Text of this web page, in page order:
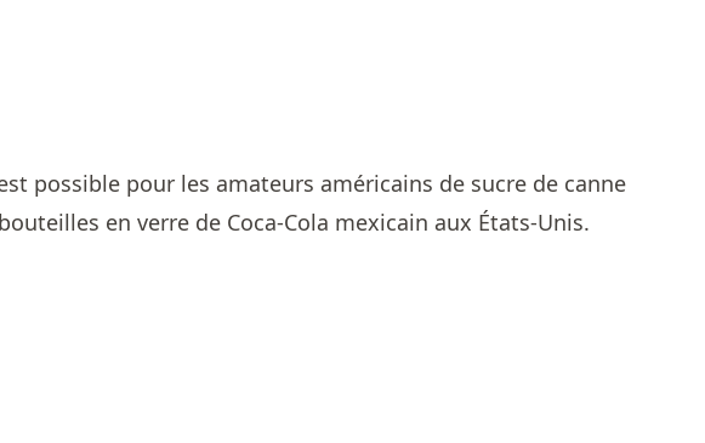
possible pour les amateurs américains de sucre de canne
en verre de Coca-Cola mexicain aux États-Unis.